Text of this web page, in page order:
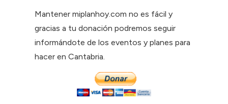
Mantener miplanhoy.com no es fácil y
gracias a tu donación podremos seguir
informándote de los eventos y planes para
hacer en Cantabria.